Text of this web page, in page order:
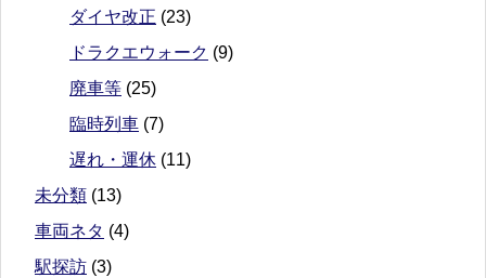
ダイヤ改正 (23)
ドラクエウォーク (9)
廃車等 (25)
臨時列車 (7)
遅れ・運休 (11)
未分類 (13)
車両ネタ (4)
駅探訪 (3)